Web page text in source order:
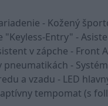
- Kožený
"Keyless-Entry" -
v zápche - Front
-
a vzadu - LED
tempomat (s